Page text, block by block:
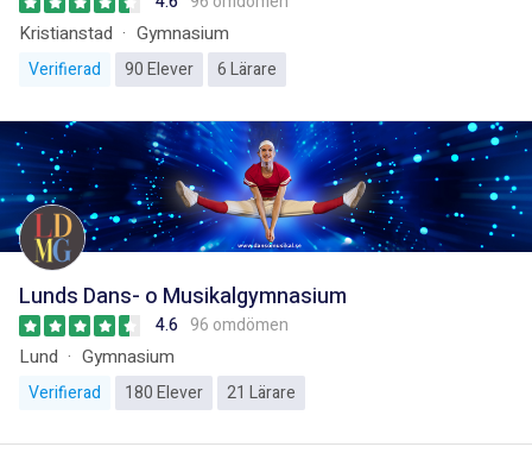
Kristianstad Gymnasium
Verifierad 90 Elever 6 Lärare
Lunds Dans- o Musikalgymnasium
4.6 96 omdömen
Lund Gymnasium
Verifierad 180 Elever 21 Lärare